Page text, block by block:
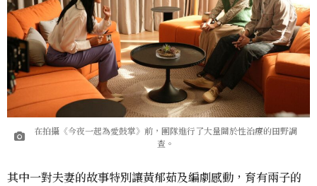
​​在拍攝《今夜一起為愛鼓掌》前，團隊進行了大量關於性治療的田野調
查。
其中一對夫妻的故事特別讓黃郁茹及編劇感動，育有兩子的